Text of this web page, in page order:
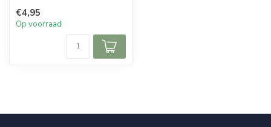
€4,95
Op voorraad